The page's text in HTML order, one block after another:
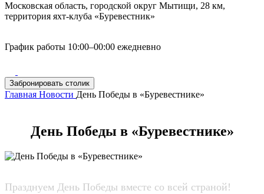
Московская область, городской округ Мытищи, 28 км,
территория яхт-клуба «Буревестник»
График работы 10:00–00:00 ежедневно
Забронировать столик
Главная Новости День Победы в «Буревестнике»
День Победы в «Буревестнике»
Празднуем День Победы вместе со всей страной!